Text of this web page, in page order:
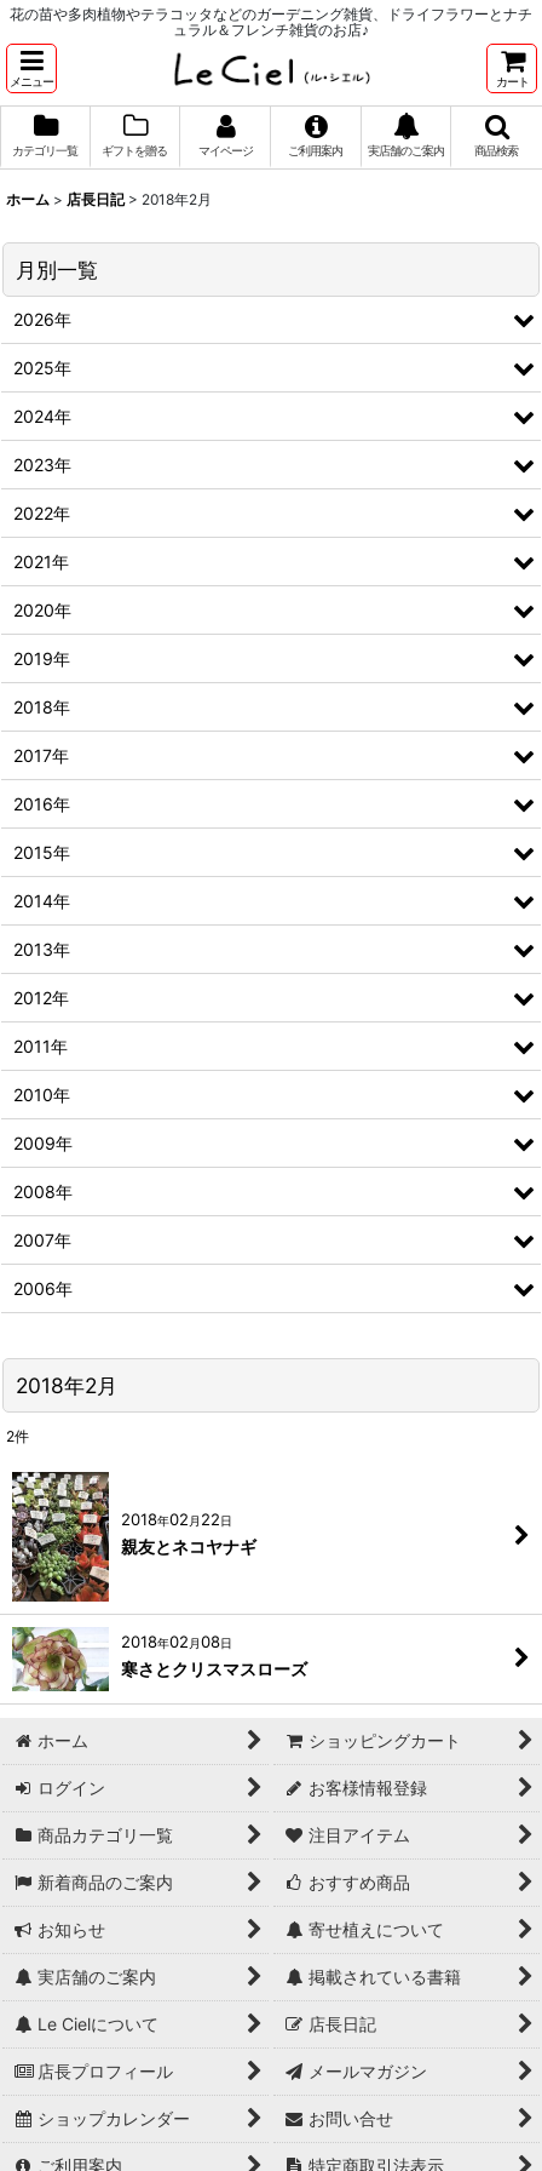
花の苗や多肉植物やテラコッタなどのガーデニング雑貨、ドライフラワーとナチ
ュラル＆フレンチ雑貨のお店♪
メニュー カート
カテゴリ一覧 ギフトを贈る マイページ ご利用案内 実店舗のご案内 商品検索
ホーム > 店長日記 > 2018年2月
2018年2月
2件
2018年02 月 22日
親友とネコヤナギ
2018年02 月08日
寒さとクリスマスローズ
月別一覧
2026年
2025年
2024年
2023年
2022年
2021年
2020年
2019年
2018年
2017年
2016年
2015年
2014年
2013年
2012年
2011年
2010年
2009年
2008年
2007年
2006年
ホーム ショッピングカート
ログイン お客様情報登録
商品カテゴリ一覧 注目アイテム
新着商品のご案内 おすすめ商品
お知らせ 寄せ植えについて
実店舗のご案内 掲載されている書籍
Le Cielについて 店長日記
店長プロフィール メールマガジン
ショップカレンダー お問い合せ
ご利用案内 特定商取引法表示